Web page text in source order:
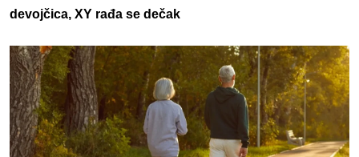
devojčica, XY rađa se dečak